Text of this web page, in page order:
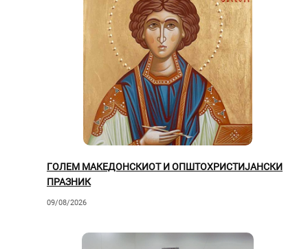
ГОЛЕМ МАКЕДОНСКИОТ И ОПШТОХРИСТИЈАНСКИ
ПРАЗНИК
09/08/2026